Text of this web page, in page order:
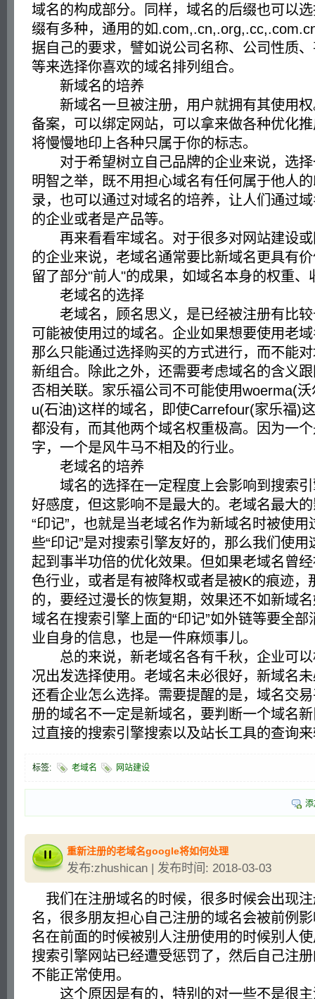
域名的构成部分。同样，域名的后缀也可以
缀有多种，通用的如
据自己的要求，譬如说公司名称、公司性质
等来选择你喜欢的域名排列组合。
新域名的培养
新域名一旦被注册，用户就拥有其使用权
备案，可以绑定网站，可以拿来做各种优化
将慢慢地印上各种只属于你的标志。
对于希望树立自己品牌的企业来说，选择
明智之举，既不用担心域名有任何属于他人
录，也可以通过对域名的培养，让人们通过
的企业或者是产品等。
再来看看牢域名。对于很多对网站建设或
的企业来说，老域名通常要比新域名更具有
留了部分"前人"的成果，如域名本身的权重、
老域名的选择
老域名，顾名思义，是已经被注册有比较
可能被使用过的域名。企业如果想要使用老
那么只能通过选择购买的方式进行，而不能
新组合。除此之外，还需要考虑域名的含义
否相关联。家乐福公司不可能使用woerma(
u(石油)这样的域名，即使Carrefour(家乐福)
都没有，而其他两个域名权重极高。因为一
字，一个是风牛马不相及的行业。
老域名的培养
域名的选择在一定程度上会影响到搜索引
好感度，但这影响不是最大的。老域名最大
“印记”，也就是当老域名作为新域名时被使
些“印记”是对搜索引擎友好的，那么我们使
起到事半功倍的优化效果。但如果老域名曾
色行业，或者是有被降权或者是被K的痕迹，
的，要经过漫长的恢复期，效果还不如新域
域名在搜索引擎上面的“印记”如外链等要全
业自身的信息，也是一件麻烦事儿。
总的来说，新老域名各有千秋，企业可以
况出发选择使用。老域名未必很好，新域名
还看企业怎么选择。需要提醒的是，域名交
册的域名不一定是新域名，要判断一个域名
过直接的搜索引擎搜索以及站长工具的查询
标签: 老域名 网站建设
重新注册的老域名google将如何处理
发布:zhushican | 发布时间: 2018-03-03
我们在注册域名的时候，很多时候会出现
名，很多朋友担心自己注册的域名会被前例
名在前面的时候被别人注册使用的时候别人
搜索引擎网站已经遭受惩罚了，然后自己注
不能正常使用。
这个原因是有的，特别的对一些不是很主